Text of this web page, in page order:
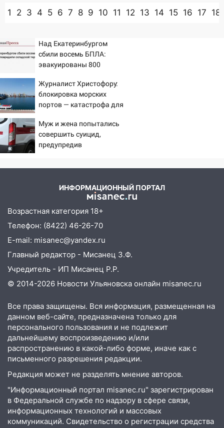
1 2 3 4 5 6 7 8 9 10 11 12 13 14 15 16 17 18
Над Екатеринбургом
сбили восемь БПЛА:
эвакуированы 800
Журналист Христофору:
блокировка морских
портов — катастрофа для
Муж и жена попытались
совершить суицид,
предупредив
ИНФОРМАЦИОННЫЙ ПОРТАЛ
Возрастная категория 18+
Телефон: (8422) 46-26-70
E-mail: misanec@yandex.ru
Главный редактор - Мисанец З.Ф.
Учредитель - ИП Мисанец Р.Р.
© 2014-2026 Новости Ульяновска онлайн misanec.ru
Все права защищены. Вся информация, размещенная на
данном веб-сайте, предназначена только для
персонального пользования и не подлежит
дальнейшему воспроизведению и/или
распространению в какой-либо форме, иначе как с
письменного разрешения редакции.
Редакция может не разделять мнение авторов.
"Информационный портал misanec.ru" зарегистрирован
в Федеральной службе по надзору в сфере связи,
информационных технологий и массовых
коммуникаций. Свидетельство о регистрации средства